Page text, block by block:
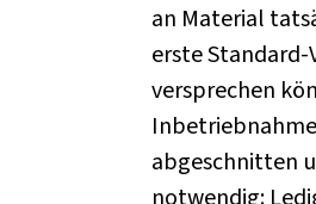
an Material
erste
versprechen
abgeschnitten